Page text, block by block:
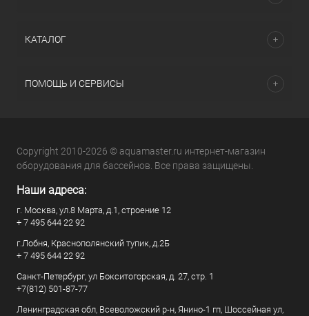
КАТАЛОГ
ПОМОЩЬ И СЕРВИСЫ
Copyright 2010-2026 © aquamaster.ru интернет-магазин
оборудования для бассейнов. Все права защищены.
Наши адреса:
г. Москва, ул.8 Марта, д.1, строение 12
+ 7 495 644 22 92
г.Лобня, Краснополянский тупик, д.2Б
+ 7 495 644 22 92
Санкт-Петербург, ул Бокситогорская, д. 27, стр. 1
+7(812) 501-87-77
Ленинградская обл, Всеволожский р-н, Янино-1 гп, Шоссейная ул,